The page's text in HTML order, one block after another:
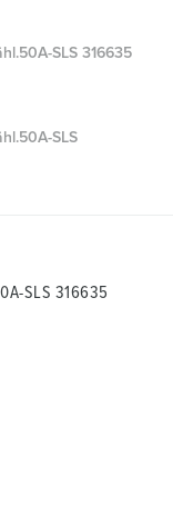
SLS 316635
SLS
SLS 316635